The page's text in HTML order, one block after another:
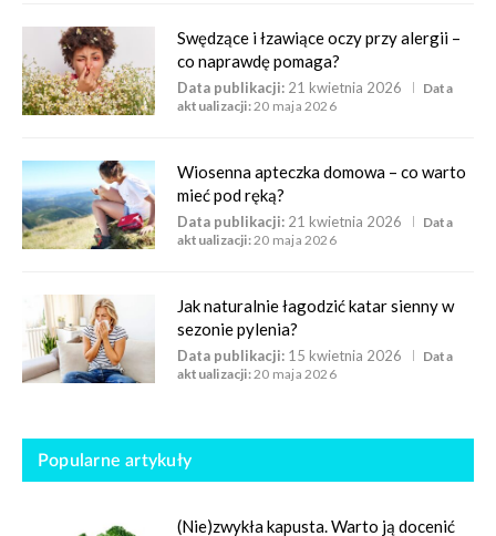
Swędzące i łzawiące oczy przy alergii –
co naprawdę pomaga?
Data publikacji: 21 kwietnia 2026
Data
aktualizacji: 20 maja 2026
Wiosenna apteczka domowa – co warto
mieć pod ręką?
Data publikacji: 21 kwietnia 2026
Data
aktualizacji: 20 maja 2026
Jak naturalnie łagodzić katar sienny w
sezonie pylenia?
Data publikacji: 15 kwietnia 2026
Data
aktualizacji: 20 maja 2026
Popularne artykuły
(Nie)zwykła kapusta. Warto ją docenić